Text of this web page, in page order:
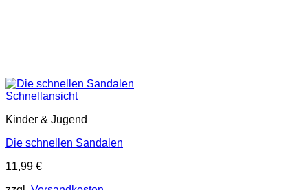
Schnellansicht
Kinder & Jugend
Die schnellen Sandalen
11,99 €